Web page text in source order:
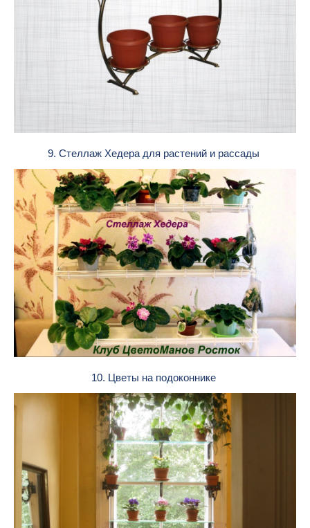
9. Стеллаж Хедера для растений и рассады
10. Цветы на подоконнике